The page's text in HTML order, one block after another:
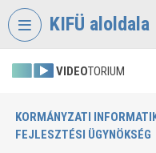
Fejléc kihagyása
KIFÜ aloldala
VIDEOTORIUM
KORMÁNYZATI
FEJLESZTÉSI ÜGYNÖKSÉG